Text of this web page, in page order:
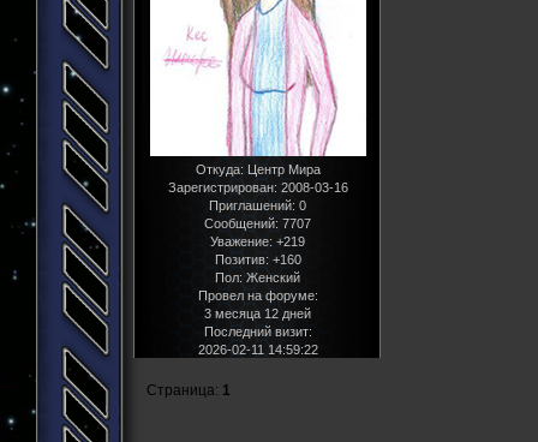
Откуда:Центр Мира
Зарегистрирован: 2008-03-16
Приглашений: 0
Сообщений: 7707
Уважение: +219
Позитив: +160
Пол:Женский
Провел на форуме:
3 месяца 12 дней
Последний визит:
2026-02-11 14:59:22
Страница: 1